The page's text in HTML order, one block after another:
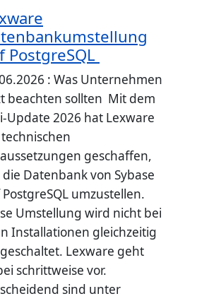
PostgreSQL
: Was Unternehmen
beachten sollten Mit dem
Update 2026 hat Lexware
geschaffen,
Datenbank von Sybase
umzustellen.
Umstellung wird nicht bei
Installationen gleichzeitig
Lexware geht
schrittweise vor.
sind unter